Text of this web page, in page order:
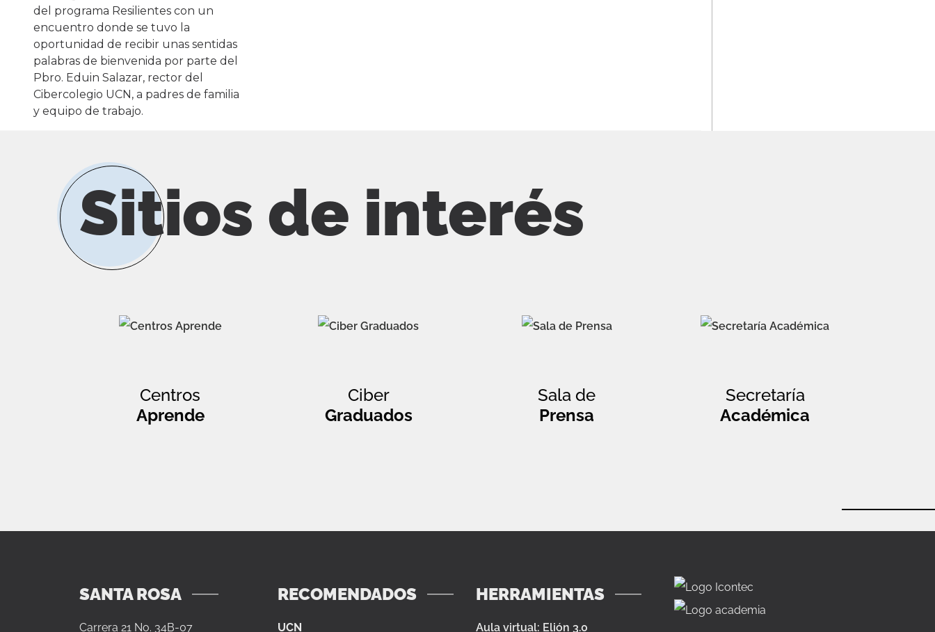
Sitios de interés
Centros
Aprende
Ciber
Graduados
Sala de
Prensa
Secretaría
Académica
SANTA ROSA
Carrera 21 No. 34B-07
RECOMENDADOS
UCN
HERRAMIENTAS
Aula virtual: Elión 3.0